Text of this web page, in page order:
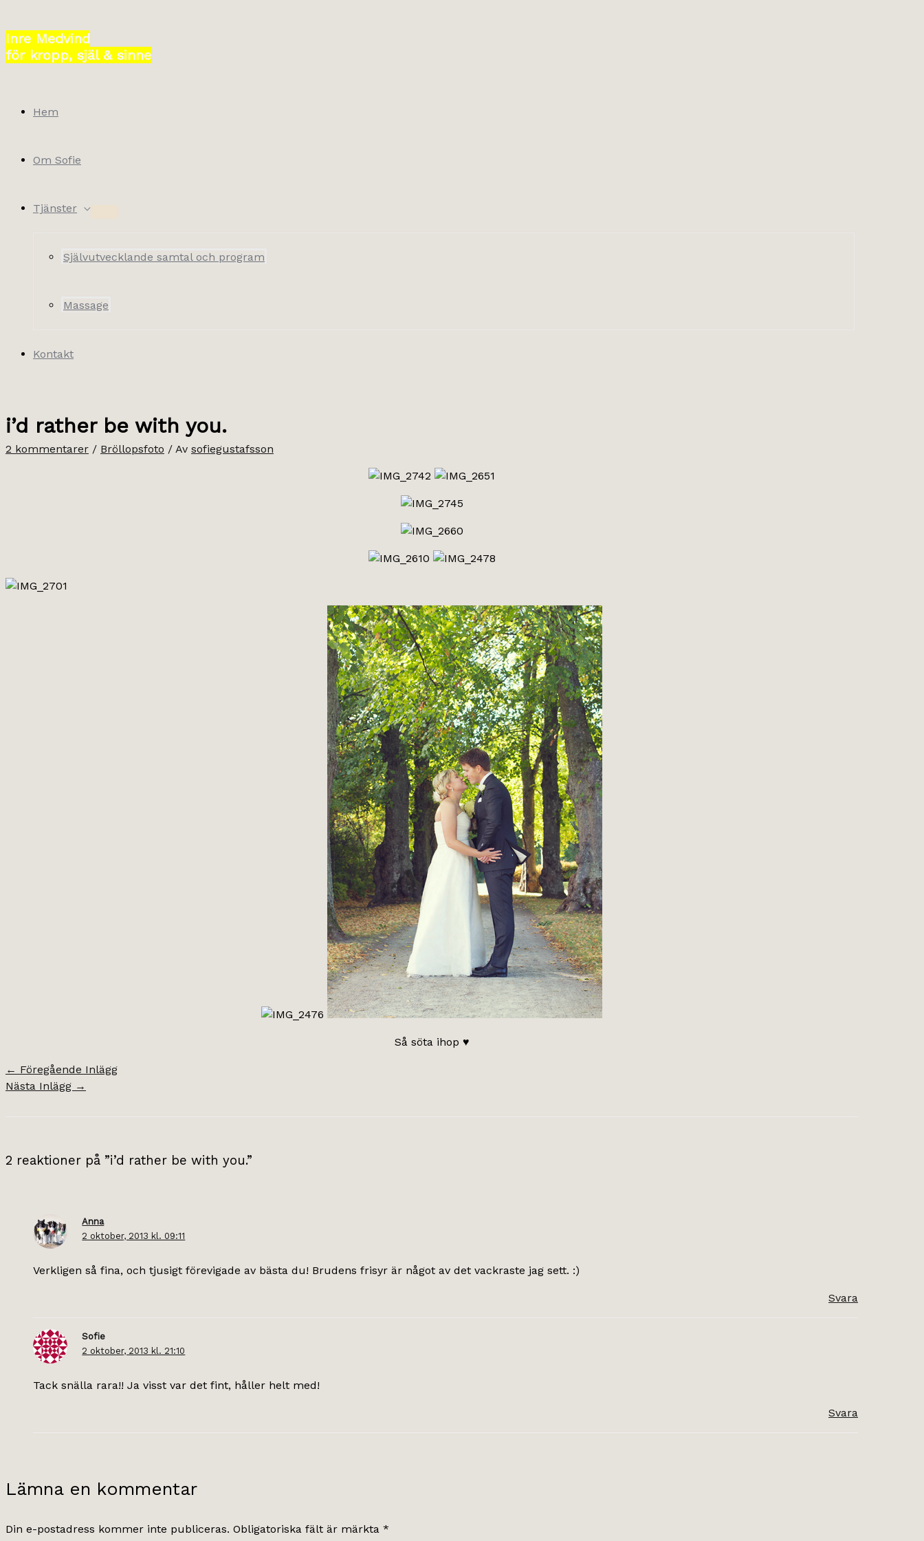
till
innehåll
Inre Medvind
för kropp, själ & sinne
Hem
Om Sofie
Tjänster
Självutvecklande samtal och program
Massage
Kontakt
i’d rather be with you.
2 kommentarer / Bröllopsfoto / Av sofiegustafsson
Så söta ihop ♥
← Föregående Inlägg
Nästa Inlägg →
2 reaktioner på ”i’d rather be with you.”
Anna
2 oktober, 2013 kl. 09:11
Verkligen så fina, och tjusigt förevigade av bästa du! Brudens frisyr är något av det vackraste jag sett. :)
Svara
Sofie
2 oktober, 2013 kl. 21:10
Tack snälla rara!! Ja visst var det fint, håller helt med!
Svara
Lämna en kommentar
Din e-postadress kommer inte publiceras. Obligatoriska fält är märkta *